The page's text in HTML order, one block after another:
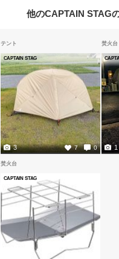
他のCAPTAIN STAG
テント
CAPTAIN STAG
7 0
3
焚火台
1
焚火台
CAPTAIN STAG